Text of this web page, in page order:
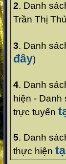
2. Danh
Trần Thị
3. Danh
đây)
4. Danh
hiện -
trực tuyến
5. Danh
thực hiện